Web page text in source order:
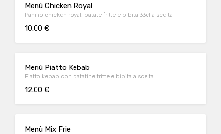
Menù Chicken Royal
Panino chicken royal, patate fritte e bibita 33cl a scelta
10.00 €
Menù Piatto Kebab
Piatto kebab con patatine fritte e bibita a scelta
12.00 €
Menù Mix Frie